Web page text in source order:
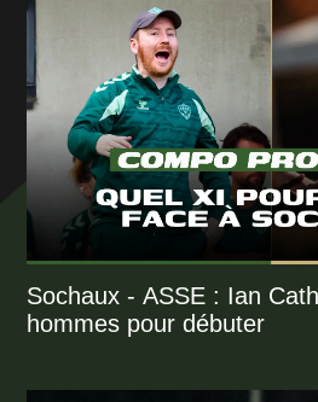
Sochaux - ASSE : Ian
hommes pour débuter